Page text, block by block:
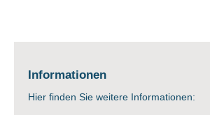
Informationen
Hier finden Sie weitere Informationen: